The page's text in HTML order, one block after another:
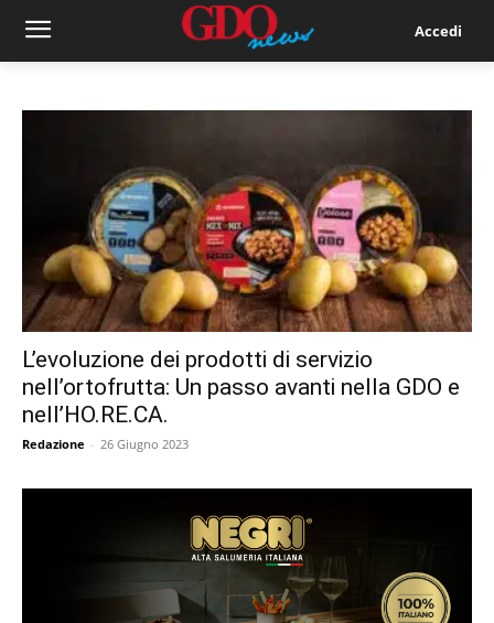
Accedi
L’evoluzione dei prodotti di servizio
nell’ortofrutta: Un passo avanti nella GDO e
nell’HO.RE.CA.
Redazione - 26 Giugno 2023